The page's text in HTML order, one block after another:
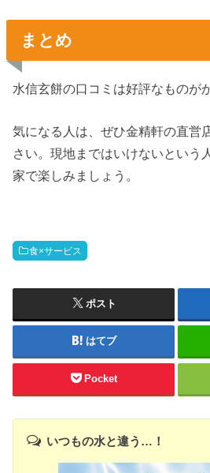
まとめ
水信玄餅の口コミは好評なものが
気になる人は、ぜひ金精軒の直営
さい。現地まではいけないという
家で楽しみましょう。
食×サービス
ポスト
はてブ
Pocket
いつもの水と違う…！